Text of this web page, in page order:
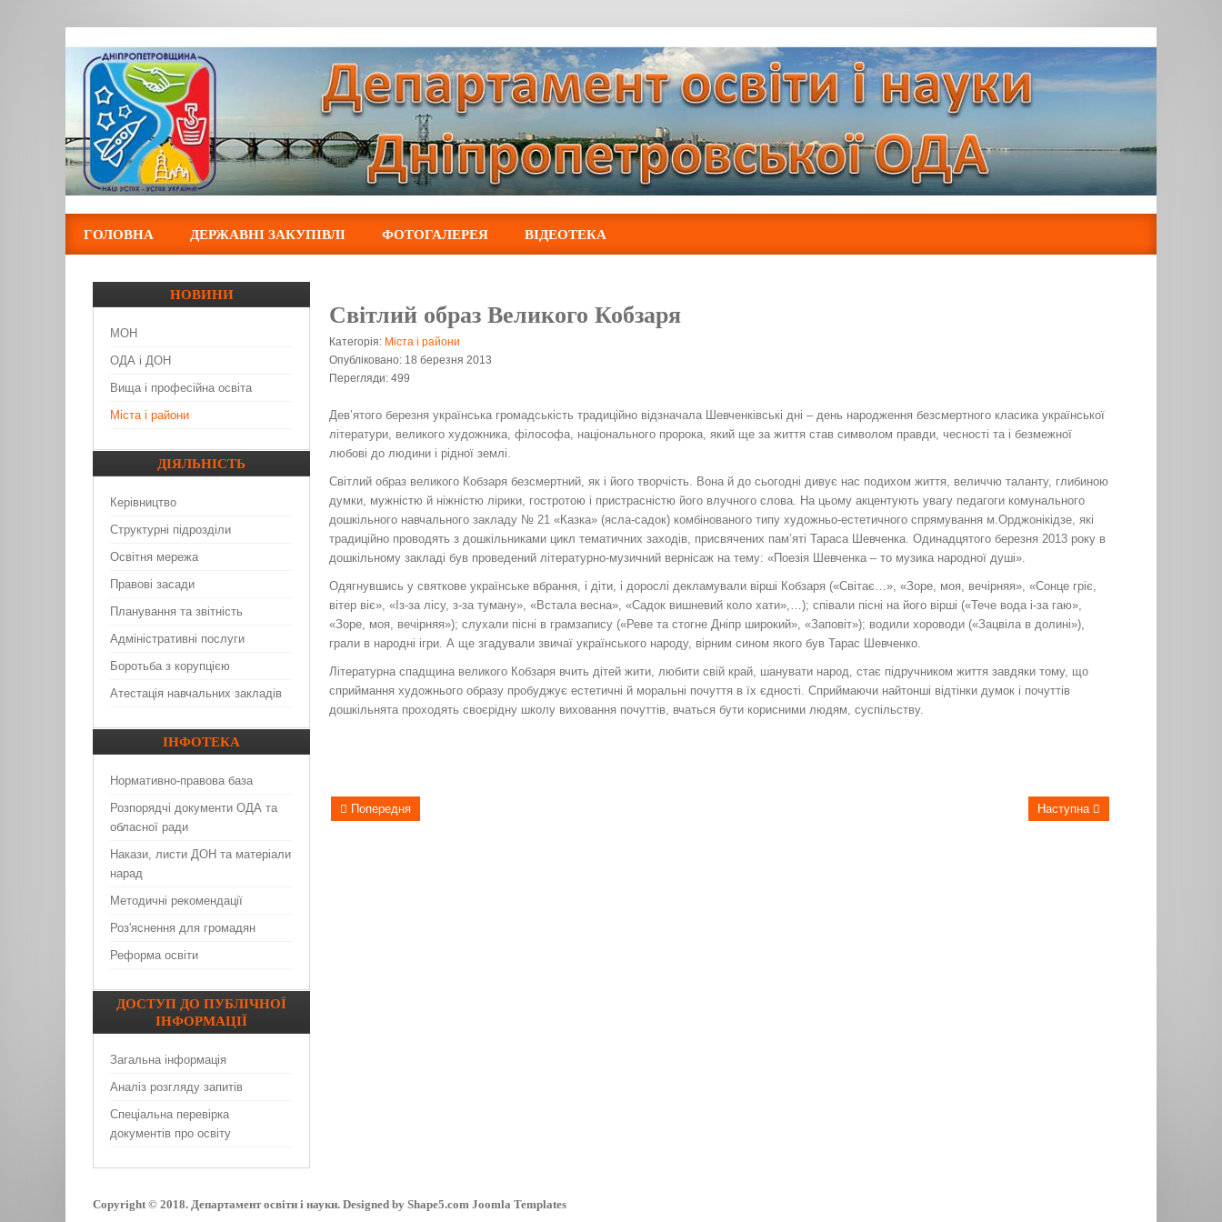
ГОЛОВНА ДЕРЖАВНІ ЗАКУПІВЛІ ФОТОГАЛЕРЕЯ ВІДЕОТЕКА
Світлий образ Великого Кобзаря
Категорія: Міста і райони
Опубліковано: 18 березня 2013
Перегляди: 499
Дев’ятого березня українська громадськість традиційно відзначала Шевченківські дні – день народження безсмертного класика української
літератури, великого художника, філософа, національного пророка, який ще за життя став символом правди, чесності та і безмежної
любові до людини і рідної землі.
Світлий образ великого Кобзаря безсмертний, як і його творчість. Вона й до сьогодні дивує нас подихом життя, величчю таланту, глибиною
думки, мужністю й ніжністю лірики, гостротою і пристрасністю його влучного слова. На цьому акцентують увагу педагоги комунального
дошкільного навчального закладу № 21 «Казка» (ясла-садок) комбінованого типу художньо-естетичного спрямування м.Орджонікідзе, які
традиційно проводять з дошкільниками цикл тематичних заходів, присвячених пам’яті Тараса Шевченка. Одинадцятого березня 2013 року в
дошкільному закладі був проведений літературно-музичний вернісаж на тему: «Поезія Шевченка – то музика народної душі».
Одягнувшись у святкове українське вбрання, і діти, і дорослі декламували вірші Кобзаря («Світає…», «Зоре, моя, вечірняя», «Сонце гріє,
вітер віє», «Із-за лісу, з-за туману», «Встала весна», «Садок вишневий коло хати»,…); співали пісні на його вірші («Тече вода і-за гаю»,
«Зоре, моя, вечірняя»); слухали пісні в грамзапису («Реве та стогне Дніпр широкий», «Заповіт»); водили хороводи («Зацвіла в долині»),
грали в народні ігри. А ще згадували звичаї українського народу, вірним сином якого був Тарас Шевченко.
Літературна спадщина великого Кобзаря вчить дітей жити, любити свій край, шанувати народ, стає підручником життя завдяки тому, що
сприймання художнього образу пробуджує естетичні й моральні почуття в їх єдності. Сприймаючи найтонші відтінки думок і почуттів
дошкільнята проходять своєрідну школу виховання почуттів, вчаться бути корисними людям, суспільству.
Попередня Наступна
НОВИНИ
МОН
ОДА і ДОН
Вища і професійна освіта
Міста і райони
ДІЯЛЬНІСТЬ
Керівництво
Структурні підрозділи
Освітня мережа
Правові засади
Планування та звітність
Адміністративні послуги
Боротьба з корупцією
Атестація навчальних закладів
ІНФОТЕКА
Нормативно-правова база
Розпорядчі документи ОДА та
обласної ради
Накази, листи ДОН та матеріали
нарад
Методичні рекомендації
Роз'яснення для громадян
Реформа освіти
ДОСТУП ДО ПУБЛІЧНОЇ
ІНФОРМАЦІЇ
Загальна інформація
Аналіз розгляду запитів
Спеціальна перевірка
документів про освіту
Copyright © 2018. Департамент освіти і науки. Designed by Shape5.com Joomla Templates